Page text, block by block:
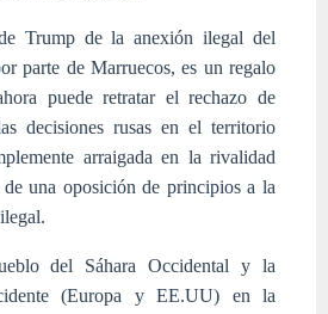
Trump de la anexión ilegal del
parte de Marruecos, es un regalo
puede retratar el rechazo de
decisiones rusas en el territorio
arraigada en la rivalidad
una oposición de principios a la
del Sáhara Occidental y la
(Europa y EE.UU) en la